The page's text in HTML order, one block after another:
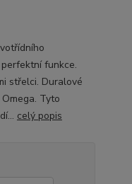
funkce.
střelci. Duralové
Tyto
celý popis